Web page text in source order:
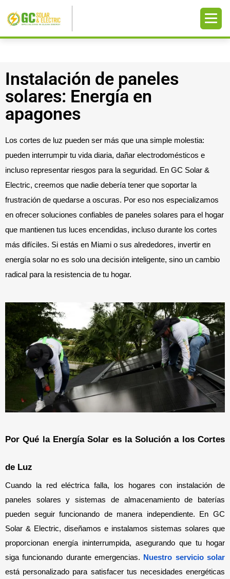
Instalación de paneles
solares: Energía en
apagones
Los cortes de luz pueden ser más que una simple molestia:
pueden interrumpir tu vida diaria, dañar electrodomésticos e
incluso representar riesgos para la seguridad. En GC Solar &
Electric, creemos que nadie debería tener que soportar la
frustración de quedarse a oscuras. Por eso nos especializamos
en ofrecer soluciones confiables de paneles solares para el hogar
que mantienen tus luces encendidas, incluso durante los cortes
más difíciles. Si estás en Miami o sus alrededores, invertir en
energía solar no es solo una decisión inteligente, sino un cambio
radical para la resistencia de tu hogar.
Por Qué la Energía Solar es la Solución a los Cortes
de Luz
Cuando la red eléctrica falla, los hogares con instalación de
paneles solares y sistemas de almacenamiento de baterías
pueden seguir funcionando de manera independiente. En GC
Solar & Electric, diseñamos e instalamos sistemas solares que
proporcionan energía ininterrumpida, asegurando que tu hogar
siga funcionando durante emergencias. Nuestro servicio solar
está personalizado para satisfacer tus necesidades energéticas